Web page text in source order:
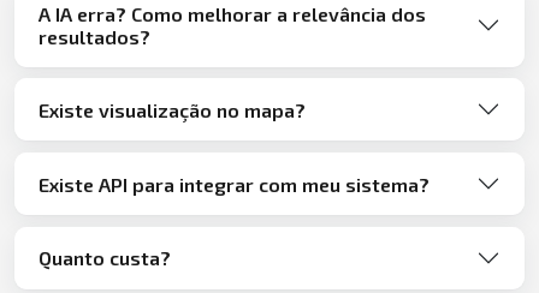
A IA erra? Como melhorar a relevância dos
resultados?
Existe visualização no mapa?
Existe API para integrar com meu sistema?
Quanto custa?